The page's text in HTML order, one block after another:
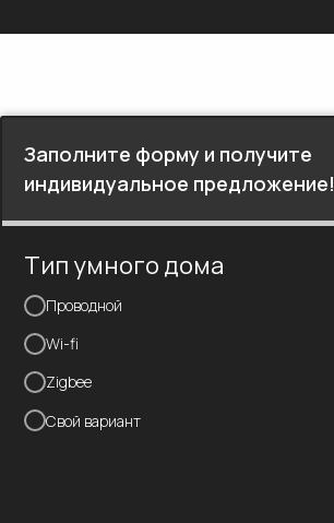
Заполните форму и получите
индивидуальное предложение!
Тип умного дома
Проводной
Wi-fi
Zigbee
Свой вариант